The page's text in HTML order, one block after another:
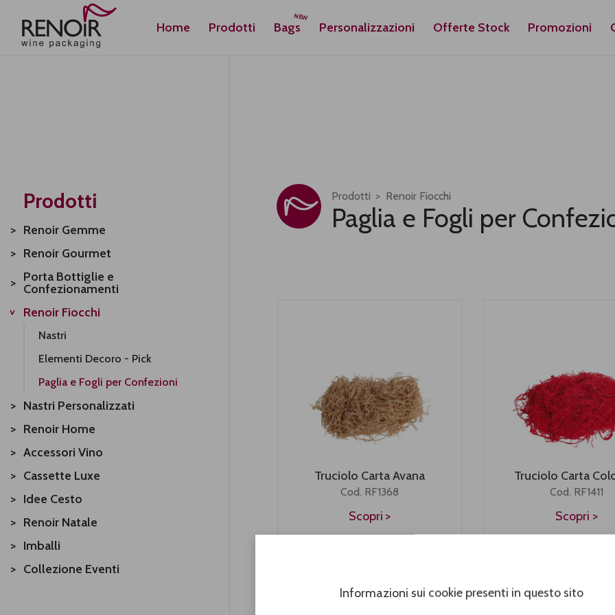
Home Prodotti Bags Personalizzazioni Offerte Stock Promozioni
Prodotti
Renoir Gemme
Renoir Gourmet
Porta Bottiglie e
Confezionamenti
Renoir Fiocchi
Nastri
Elementi Decoro - Pick
Paglia e Fogli per Confezioni
Nastri Personalizzati
Renoir Home
Accessori Vino
Cassette Luxe
Idee Cesto
Renoir Natale
Imballi
Collezione Eventi
Prodotti Renoir Fiocchi
Paglia e Fogli per
Truciolo Carta Avana
Cod. RF1368
Scopri
Truciolo Carta
Cod. RF1411
Scopri
Informazioni sui cookie presenti in questo sito